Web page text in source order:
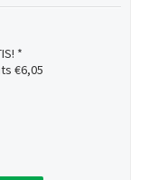
*
€6,05